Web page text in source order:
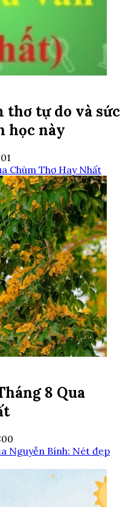
thơ tự do và sức
học này
Chùm Thơ Hay Nhất
8 Qua
Nguyễn Bính: Nét đẹp